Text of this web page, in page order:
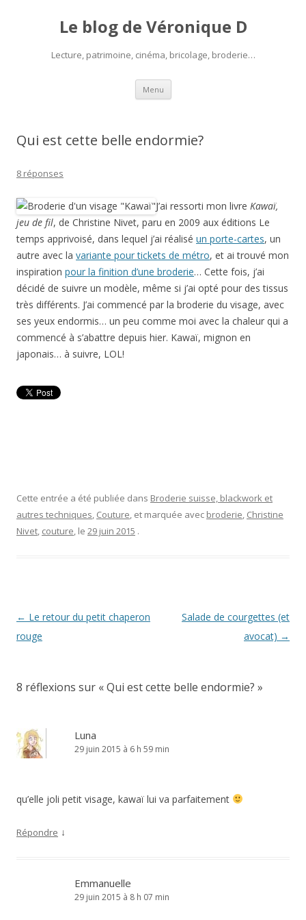
Le blog de Véronique D
Lecture, patrimoine, cinéma, bricolage, broderie…
Menu Aller
contenu
Qui est cette belle endormie?
8 réponses
J’ai ressorti mon livre Kawaï,
jeu de fil, de Christine Nivet, paru en 2009 aux éditions Le
temps apprivoisé, dans lequel j’ai réalisé un porte-cartes, un
autre avec la variante pour tickets de métro, et ai trouvé mon
inspiration pour la finition d’une broderie… Cette fois, j’ai
décidé de suivre un modèle, même si j’ai opté pour des tissus
très différents. J’ai commencé par la broderie du visage, avec
ses yeux endormis… un peu comme moi avec la chaleur qui a
commencé à s’abattre depuis hier. Kawaï, mignon en
japonais… à suivre, LOL!
Cette entrée a été publiée dans Broderie suisse, blackwork et
autres techniques, Couture, et marquée avec broderie, Christine
Nivet, couture, le 29 juin 2015 .
Navigation
des
← Le retour du petit chaperon
rouge
Salade de courgettes (et
avocat) →
8 réflexions sur «Qui est cette belle endormie? »
Luna
29 juin 2015 à 6 h 59 min
qu’elle joli petit visage, kawaï lui va parfaitement
Répondre ↓
Emmanuelle
29 juin 2015 à 8 h 07 min